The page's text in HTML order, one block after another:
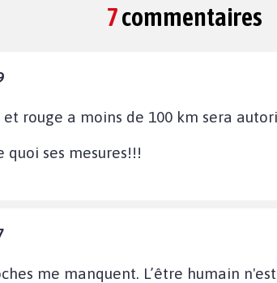
7commentaires
rouge a moins de 100 km sera
ses mesures!!!
me manquent. L’être humain